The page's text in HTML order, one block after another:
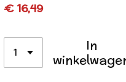
€ 16,49
In